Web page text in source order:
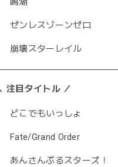
ゼンレスゾーンゼロ
崩壊スターレイル
注目タイトル ／
どこでもいっしょ
Fate/Grand Order
あんさんぶるスターズ！